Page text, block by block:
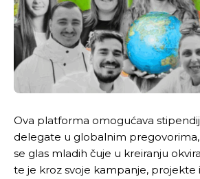
Ova platforma omogućava
delegate u globalnim
se glas mladih čuje u kreiranju
te je kroz svoje kampanje, projekte